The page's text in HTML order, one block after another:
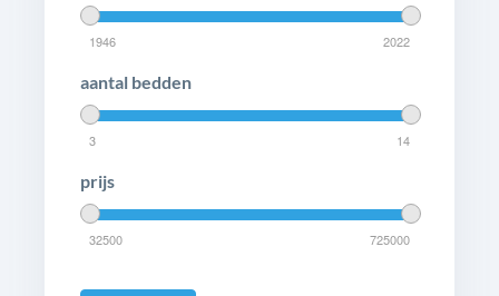
1946 2022
minimum
aantal bedden
3 14
minimum
prijs
32500 725000
minimum